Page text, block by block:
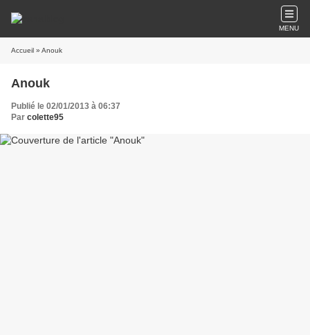
MENU
Accueil » Anouk
Anouk
Publié le 02/01/2013 à 06:37
Par colette95